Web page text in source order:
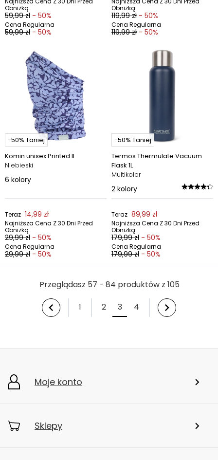
Obniżką
59,99 zł - 50%
Cena Regularna
59,99 zł - 50%
Obniżką
119,99 zł - 50%
Cena Regularna
119,99 zł - 50%
-50% Taniej
Komin unisex Printed II
Niebieski
6 kolory
Teraz 14,99 zł
Najniższa Cena Z 30 Dni Przed
Obniżką
29,99 zł - 50%
Cena Regularna
29,99 zł - 50%
-50% Taniej
Termos Thermulate Vacuum
Flask 1L
Multikolor
2 kolory
Teraz 89,99 zł
Najniższa Cena Z 30 Dni Przed
Obniżką
179,99 zł - 50%
Cena Regularna
179,99 zł - 50%
Przeglądasz 57 - 84 produktów z 105
1
2 3 4
Moje konto
Sklepy